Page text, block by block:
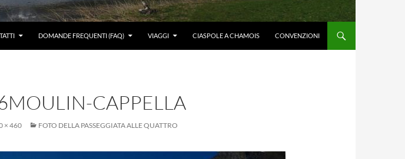
DOMANDE FREQUENTI (FAQ) VIAGGI CIASPOLE A CHAMOIS CONVENZIONI
CAPPELLA
× 460
FOTO DELLA PASSEGGIATA ALLE QUATTRO